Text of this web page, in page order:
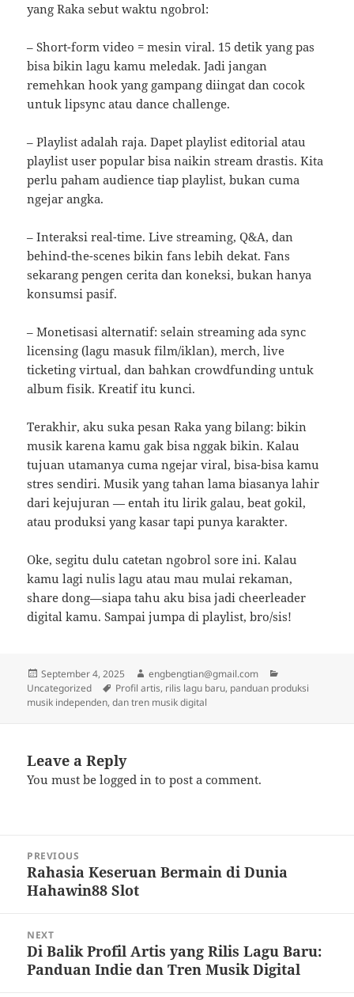
yang Raka sebut waktu ngobrol:
– Short-form video = mesin viral. 15 detik yang pas
bisa bikin lagu kamu meledak. Jadi jangan
remehkan hook yang gampang diingat dan cocok
untuk lipsync atau dance challenge.
– Playlist adalah raja. Dapet playlist editorial atau
playlist user popular bisa naikin stream drastis. Kita
perlu paham audience tiap playlist, bukan cuma
ngejar angka.
– Interaksi real-time. Live streaming, Q&A, dan
behind-the-scenes bikin fans lebih dekat. Fans
sekarang pengen cerita dan koneksi, bukan hanya
konsumsi pasif.
– Monetisasi alternatif: selain streaming ada sync
licensing (lagu masuk film/iklan), merch, live
ticketing virtual, dan bahkan crowdfunding untuk
album fisik. Kreatif itu kunci.
Terakhir, aku suka pesan Raka yang bilang: bikin
musik karena kamu gak bisa nggak bikin. Kalau
tujuan utamanya cuma ngejar viral, bisa-bisa kamu
stres sendiri. Musik yang tahan lama biasanya lahir
dari kejujuran — entah itu lirik galau, beat gokil,
atau produksi yang kasar tapi punya karakter.
Oke, segitu dulu catetan ngobrol sore ini. Kalau
kamu lagi nulis lagu atau mau mulai rekaman,
share dong—siapa tahu aku bisa jadi cheerleader
digital kamu. Sampai jumpa di playlist, bro/sis!
Posted
on
September 4, 2025 Author
engbengtian@gmail.com
Uncategorized
Tags
Profil artis, rilis lagu baru, panduan produksi
musik independen, dan tren musik digital
Leave a Reply
You must belogged in to post a comment.
navigation
PREVIOUS
Previous
post:
Rahasia Keseruan Bermain di Dunia
Hahawin88 Slot
NEXT
Next
post:
Di Balik Profil Artis yang Rilis Lagu Baru:
Panduan Indie dan Tren Musik Digital